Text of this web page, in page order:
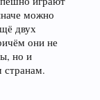
можно
двух
они не
но и
странам.